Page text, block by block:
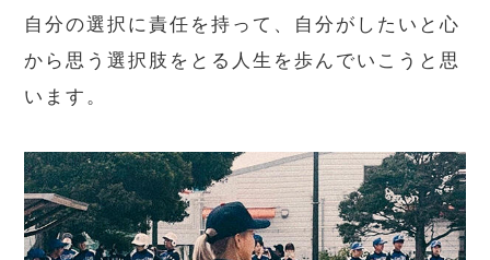
自分の選択に責任を持って、自分がしたいと心
から思う選択肢をとる人生を歩んでいこうと思
います。